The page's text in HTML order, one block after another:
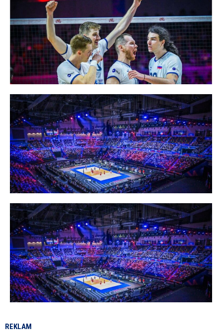
REKLAM